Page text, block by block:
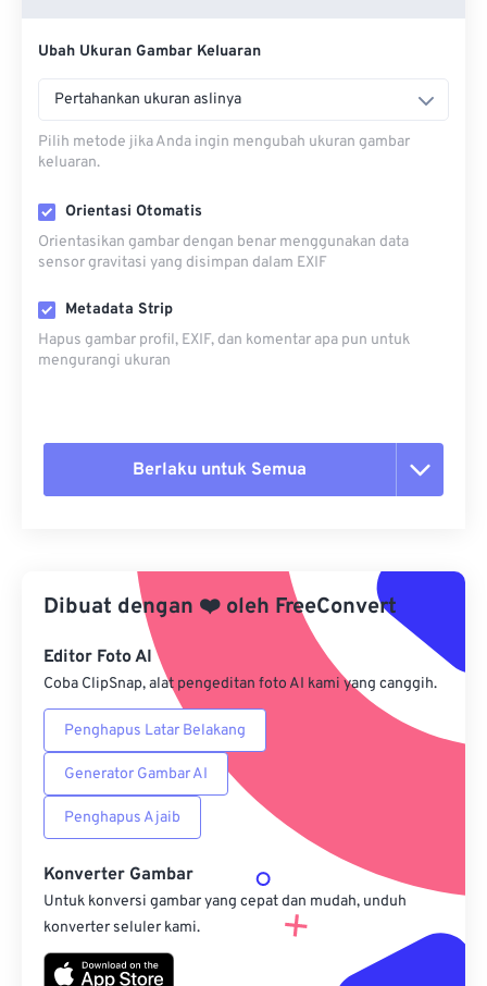
Ubah Ukuran Gambar Keluaran
Pertahankan ukuran aslinya
Pilih metode jika Anda ingin mengubah ukuran gambar
keluaran.
Orientasi Otomatis
Orientasikan gambar dengan benar menggunakan data
sensor gravitasi yang disimpan dalam EXIF
Metadata Strip
Hapus gambar profil, EXIF, dan komentar apa pun untuk
mengurangi ukuran
Berlaku untuk Semua
Terapkan dari Preset
Simpan sebagai Preset
Dibuat dengan ❤️ oleh FreeConvert
Editor Foto AI
Coba ClipSnap, alat pengeditan foto AI kami yang canggih.
Penghapus Latar Belakang
Generator Gambar AI
Penghapus Ajaib
Konverter Gambar
Untuk konversi gambar yang cepat dan mudah, unduh
konverter seluler kami.